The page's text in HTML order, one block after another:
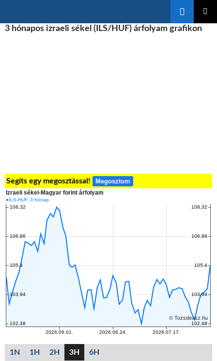
A
3 hónapos izraeli sékel (ILS/HUF) árfolyam grafikon
Segíts egy megosztással! Megosztom
1N 1H 2H 3H 6H